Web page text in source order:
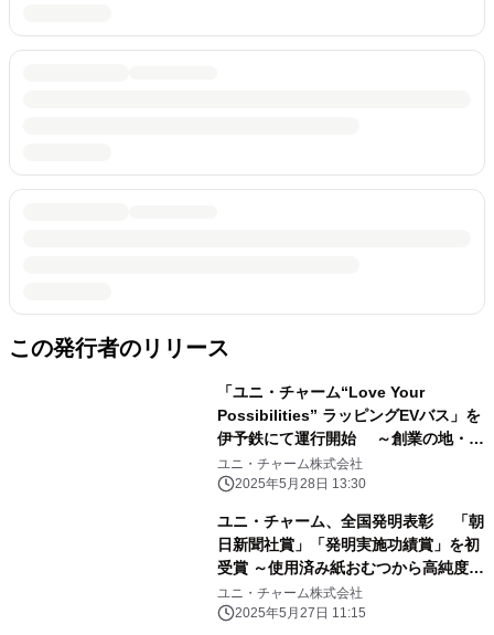
この発行者のリリース
「ユニ・チャーム“Love Your
Possibilities” ラッピングEVバス」を
伊予鉄にて運行開始 ～創業の地・愛
媛県から、共生社会と持続可能な未来
の実現へ～
ユニ・チャーム株式会社
2025年5月28日 13:30
ユニ・チャーム、全国発明表彰 「朝
日新聞社賞」「発明実施功績賞」を初
受賞 ～使用済み紙おむつから高純度パ
ルプを再生する 技術の発明(特許第
6290475号)～
ユニ・チャーム株式会社
2025年5月27日 11:15